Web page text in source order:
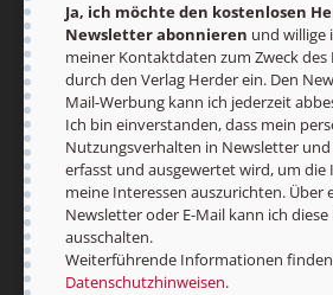
Ja, ich möchte den kostenlosen
Newsletter abonnieren und willige
meiner Kontaktdaten zum Zweck des
durch den Verlag Herder ein. Den
Mail-Werbung kann ich jederzeit
Ich bin einverstanden, dass mein
Nutzungsverhalten in Newsletter und
erfasst und ausgewertet wird, um die
meine Interessen auszurichten. Über
Newsletter oder E-Mail kann ich
ausschalten.
Weiterführende Informationen finden
Datenschutzhinweisen.